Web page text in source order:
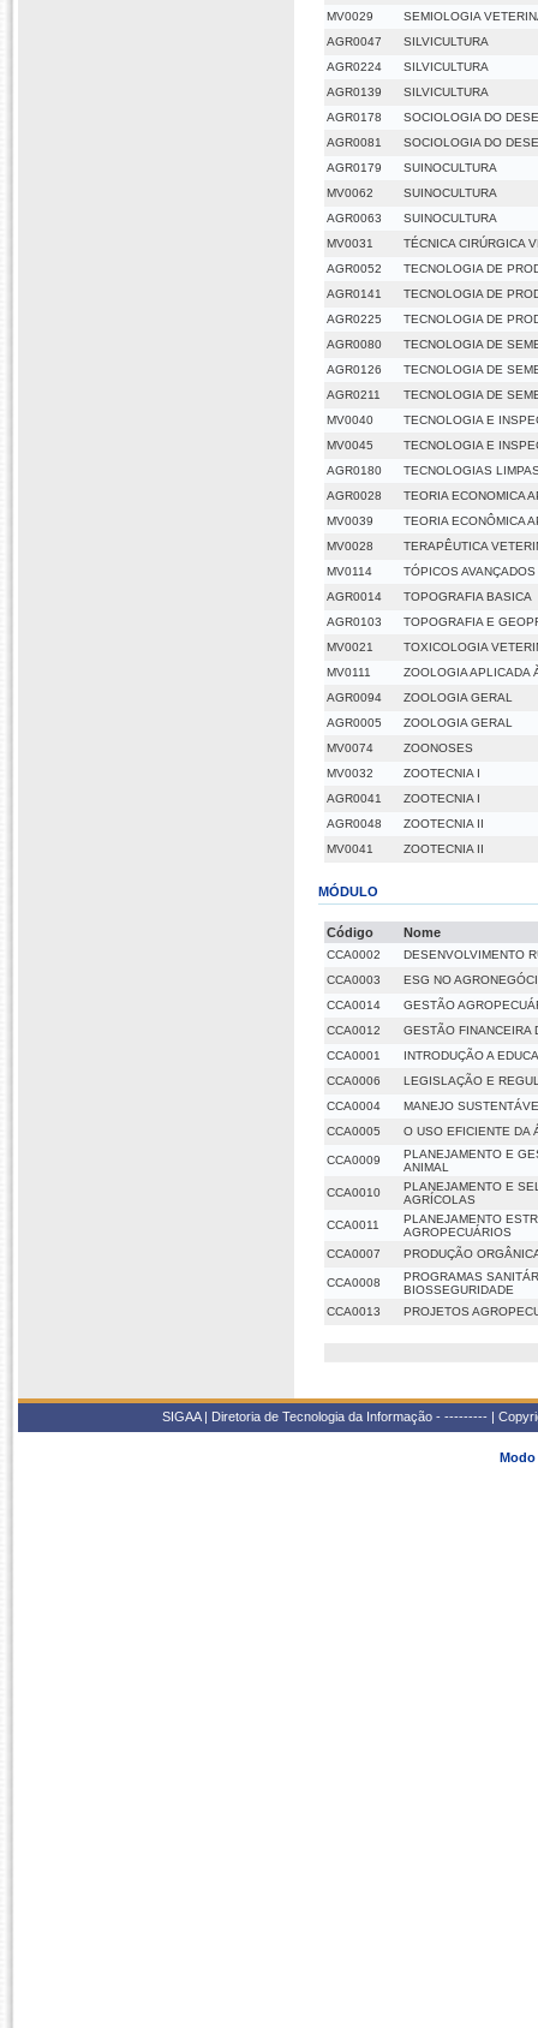
MV0029
SEMIOLOGIA
AGR0047
SILVICULTURA
AGR0224
SILVICULTURA
AGR0139
SILVICULTURA
AGR0178
SOCIOLOGIA DO
AGR0081
SOCIOLOGIA DO
AGR0179
SUINOCULTURA
MV0062
SUINOCULTURA
AGR0063
SUINOCULTURA
MV0031
TÉCNICA CIRÚRGICA
AGR0052
TECNOLOGIA DE
AGR0141
TECNOLOGIA DE
AGR0225
TECNOLOGIA DE
AGR0080
TECNOLOGIA DE
AGR0126
TECNOLOGIA DE
AGR0211
TECNOLOGIA DE
MV0040
TECNOLOGIA E
MV0045
TECNOLOGIA E
AGR0180
TECNOLOGIAS
AGR0028
TEORIA ECONOMICA
MV0039
TEORIA ECONÔMICA
MV0028
TERAPÊUTICA
MV0114
TÓPICOS
AGR0014
TOPOGRAFIA BASICA
AGR0103
TOPOGRAFIA E
MV0021
TOXICOLOGIA
MV0111
ZOOLOGIA APLICADA
AGR0094
ZOOLOGIA GERAL
AGR0005
ZOOLOGIA GERAL
MV0074
ZOONOSES
MV0032
ZOOTECNIA I
AGR0041
ZOOTECNIA I
AGR0048
ZOOTECNIA II
MV0041
ZOOTECNIA II
MÓDULO
Código Nome
CCA0002
DESENVOLVIMENTO
CCA0003
ESG NO
CCA0014
GESTÃO
CCA0012
GESTÃO FINANCEIRA
CCA0001
INTRODUÇÃO A
CCA0006
LEGISLAÇÃO E
CCA0004
MANEJO
CCA0005
O USO EFICIENTE DA
CCA0009
PLANEJAMENTO E
ANIMAL
CCA0010
PLANEJAMENTO E
AGRÍCOLAS
CCA0011
PLANEJAMENTO
AGROPECUÁRIOS
CCA0007
PRODUÇÃO
CCA0008
PROGRAMAS
BIOSSEGURIDADE
CCA0013
PROJETOS
SIGAA | Diretoria de Tecnologia da Informação - --------- |
Modo